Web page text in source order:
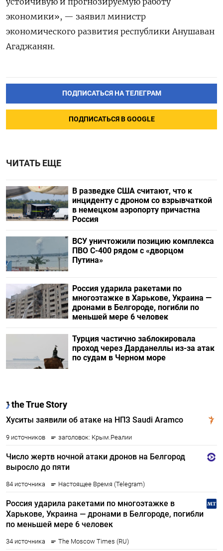
экономики», — заявил министр
экономического развития республики Анушаван
Агаджанян.
ПОДПИСАТЬСЯ НА ТЕЛЕГРАМ
ПОДПИСАТЬСЯ В GOOGLE
ЧИТАТЬ ЕЩЕ
В разведке США считают, что к
инциденту с дроном со взрывчаткой
в немецком аэропорту причастна
Россия
ВСУ уничтожили позицию комплекса
ПВО С-400 рядом с «дворцом
Путина»
Россия ударила ракетами по
многоэтажке в Харькове, Украина —
дронами в Белгороде, погибли по
меньшей мере 6 человек
Турция частично заблокировала
проход через Дарданеллы из-за атак
по судам в Черном море